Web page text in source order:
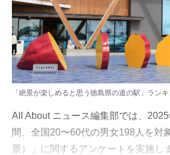
「絶景が楽しめると思う徳島県の道の駅」ラン
All About ニュース編集部では、
間、全国20〜60代の男女198人を対
景）」に関するアンケートを実施し